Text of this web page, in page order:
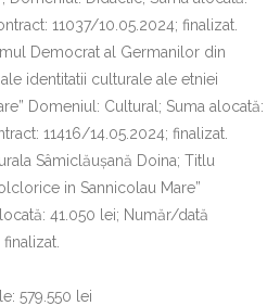
11037/10.05.2024; finalizat.
Democrat al Germanilor din
identitatii culturale ale etniei
Domeniul: Cultural; Suma alocată:
11416/14.05.2024; finalizat.
Sâmiclăușană Doina; Titlu
in Sannicolau Mare”
41.050 lei; Număr/dată
579.550 lei